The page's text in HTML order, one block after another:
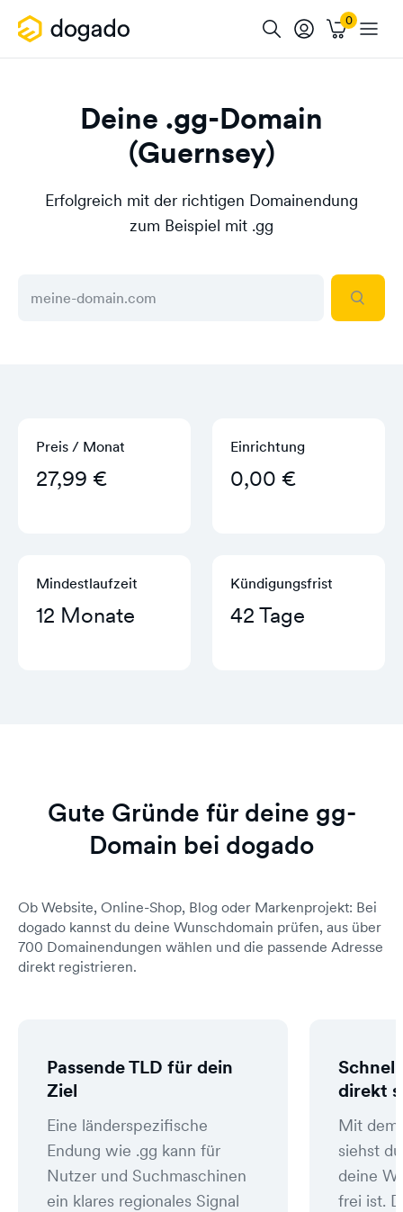
Deine .gg-Domain
(Guernsey)
Erfolgreich mit der richtigen Domainendung
zum Beispiel mit .gg
Preis / Monat
27,99 €
Einrichtung
0,00 €
Mindestlaufzeit
12 Monate
Kündigungs­frist
42 Tage
Gute Gründe für deine gg-
Domain bei dogado
Ob Website, Online-Shop, Blog oder Markenprojekt: Bei
dogado kannst du deine Wunschdomain prüfen, aus über
700 Domainendungen wählen und die passende Adresse
direkt registrieren.
Passende TLD für dein
Ziel
Eine länderspezifische
Endung wie .gg kann für
Nutzer und Suchmaschinen
ein klares regionales Signal
direkt
Mit dem
siehst
deine
frei ist.